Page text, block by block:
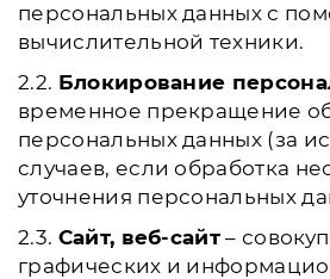
персональных данных с
вычислительной техники.
2.2. Блокирование
временное прекращение
персональных данных (за
случаев, если обработка
уточнения персональных
2.3. Сайт, веб-сайт –
графических и